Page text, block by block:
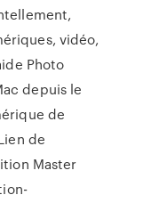
vidéo,
Photo
depuis le
de
de
Master